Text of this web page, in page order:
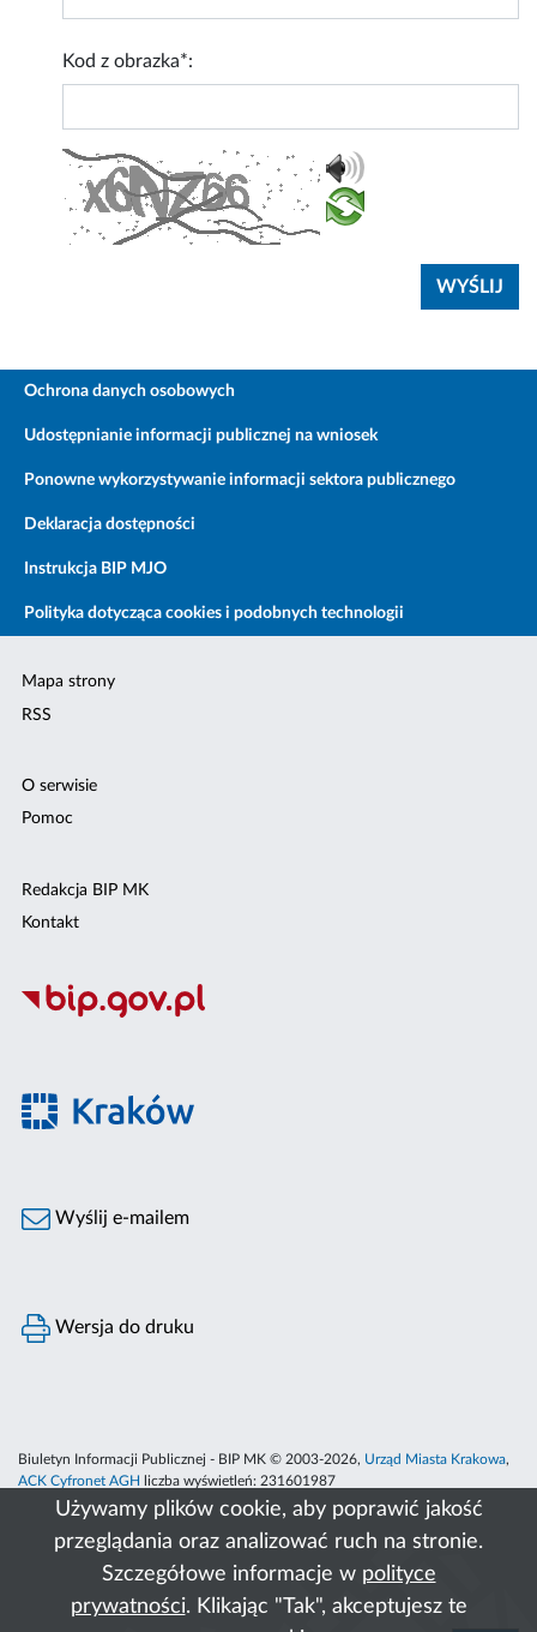
Używamy plików cookie, aby poprawić jakość
przeglądania oraz analizować ruch na stronie.
Szczegółowe informacje w polityce
prywatności. Klikając "Tak", akceptujesz te
Kod z obrazka*:
Ochrona danych osobowych
Udostępnianie informacji publicznej na wniosek
Ponowne wykorzystywanie informacji sektora publicznego
Deklaracja dostępności
Instrukcja BIP MJO
Polityka dotycząca cookies i podobnych technologii
Mapa strony
RSS
O serwisie
Pomoc
Redakcja BIP MK
Kontakt
Wyślij e-mailem
Wersja do druku
Biuletyn Informacji Publicznej - BIP MK © 2003-2026, Urząd Miasta Krakowa,
ACK Cyfronet AGH
liczba wyświetleń: 231601987